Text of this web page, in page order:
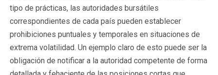
tipo de prácticas, las autoridades bursátiles
correspondientes de cada país pueden establecer
prohibiciones puntuales y temporales en situaciones de
extrema volatilidad. Un ejemplo claro de esto puede ser la
obligación de notificar a la autoridad competente de forma